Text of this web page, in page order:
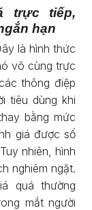
trực tiếp,
hạn
là hình thức
vô cùng trực
thông điệp
tiêu dùng khi
bằng mức
giá được số
nhiên, hình
nghiêm ngặt.
quá thường
mắt người